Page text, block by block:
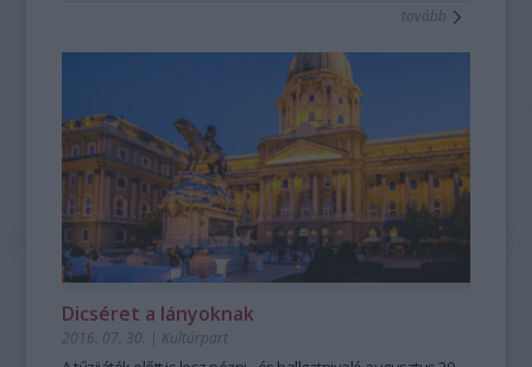
tovább
Dicséret a lányoknak
2016. 07. 30. | Kultúrpart